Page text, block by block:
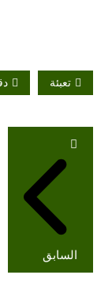
تعبئة
تصفّح
المقالات
السابق